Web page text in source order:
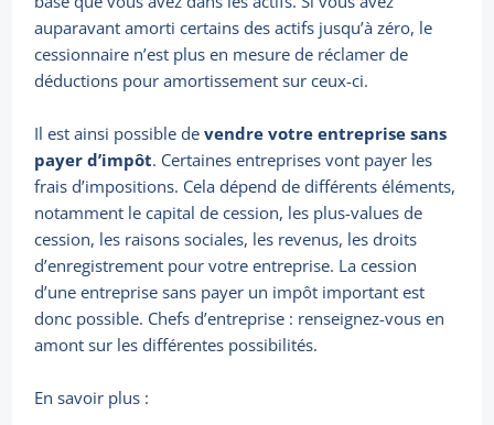
auparavant amorti certains des actifs jusqu’à zéro, le
cessionnaire n’est plus en mesure de réclamer de
déductions pour amortissement sur ceux-ci.
Il est ainsi possible devendre votre entreprise sans
payer d’impôt. Certaines entreprises vont payer les
frais d’impositions. Cela dépend de différents éléments,
notamment le capital de cession, les plus-values de
cession, les raisons sociales, les revenus, les droits
d’enregistrement pour votre entreprise. La cession
d’une entreprise sans payer un impôt important est
donc possible. Chefs d’entreprise : renseignez-vous en
amont sur les différentes possibilités.
En savoir plus :